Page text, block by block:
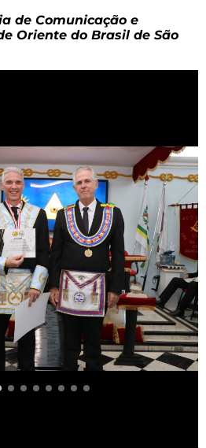
de Comunicação e
Oriente do Brasil de São